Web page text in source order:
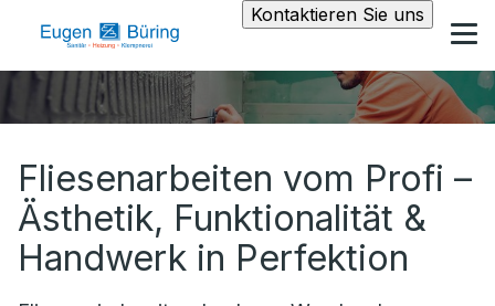
Kontaktieren Sie uns
Fliesenarbeiten vom Profi –
Ästhetik, Funktionalität &
Handwerk in Perfektion